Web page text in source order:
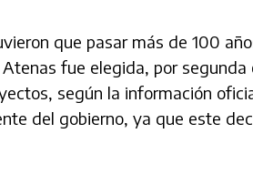
que pasar más de 100
fue elegida, por segunda
según la información
del gobierno, ya que este